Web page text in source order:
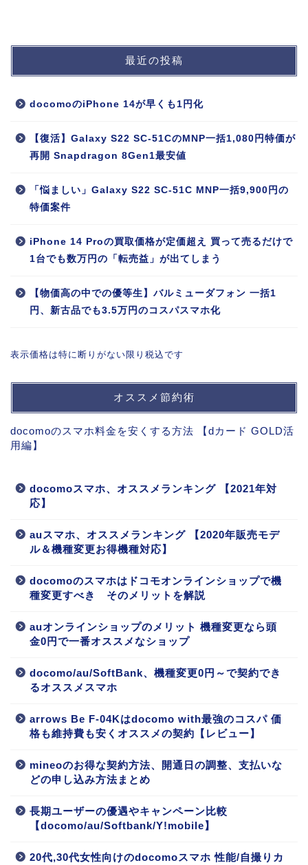
最近の投稿
docomoのiPhone 14が早くも1円化
【復活】Galaxy S22 SC-51CのMNP一括1,080円特価が
再開 Snapdragon 8Gen1最安値
「悩ましい」Galaxy S22 SC-51C MNP一括9,900円の
特価案件
iPhone 14 Proの買取価格が定価超え 買って売るだけで
1台でも数万円の「転売益」が出てしまう
【物価高の中での優等生】バルミューダフォン 一括1
円、新古品でも3.5万円のコスパスマホ化
表示価格は特に断りがない限り税込です
オススメ節約術
docomoのスマホ料金を安くする方法 【dカード GOLD活
用編】
docomoスマホ、オススメランキング 【2021年対
応】
auスマホ、オススメランキング 【2020年販売モデ
ル＆機種変更お得機種対応】
docomoのスマホはドコモオンラインショップで機
種変更すべき そのメリットを解説
auオンラインショップのメリット 機種変更なら頭
金0円で一番オススメなショップ
docomo/au/SoftBank、機種変更0円～で契約でき
るオススメスマホ
arrows Be F-04Kはdocomo with最強のコスパ 価
格も維持費も安くオススメの契約【レビュー】
mineoのお得な契約方法、開通日の調整、支払いな
どの申し込み方法まとめ
長期ユーザーの優遇やキャンペーン比較
【docomo/au/Softbank/Y!mobile】
20代,30代女性向けのdocomoスマホ 性能/自撮りカ